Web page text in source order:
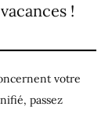
!
votre
passez